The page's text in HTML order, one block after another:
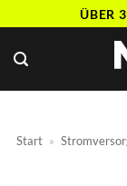
springen
ÜBER
Start »